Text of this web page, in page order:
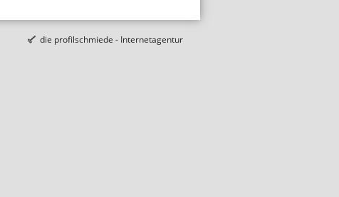
die profilschmiede - Internetagentur